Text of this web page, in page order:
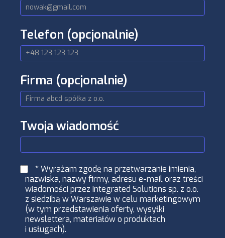
Telefon (opcjonalnie)
Firma (opcjonalnie)
Twoja wiadomość
* Wyrażam zgodę na przetwarzanie imienia,
nazwiska, nazwy firmy, adresu e-mail oraz treści
wiadomości przez Integrated Solutions sp. z o.o.
z siedzibą w Warszawie w celu marketingowym
(w tym przedstawienia oferty, wysyłki
newslettera, materiałów o produktach
i usługach).